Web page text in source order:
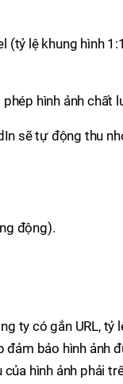
lệ khung hình
hình ảnh chất
sẽ tự động thu
động).
ty có gắn URL, tỷ
bảo hình ảnh
hình ảnh phải